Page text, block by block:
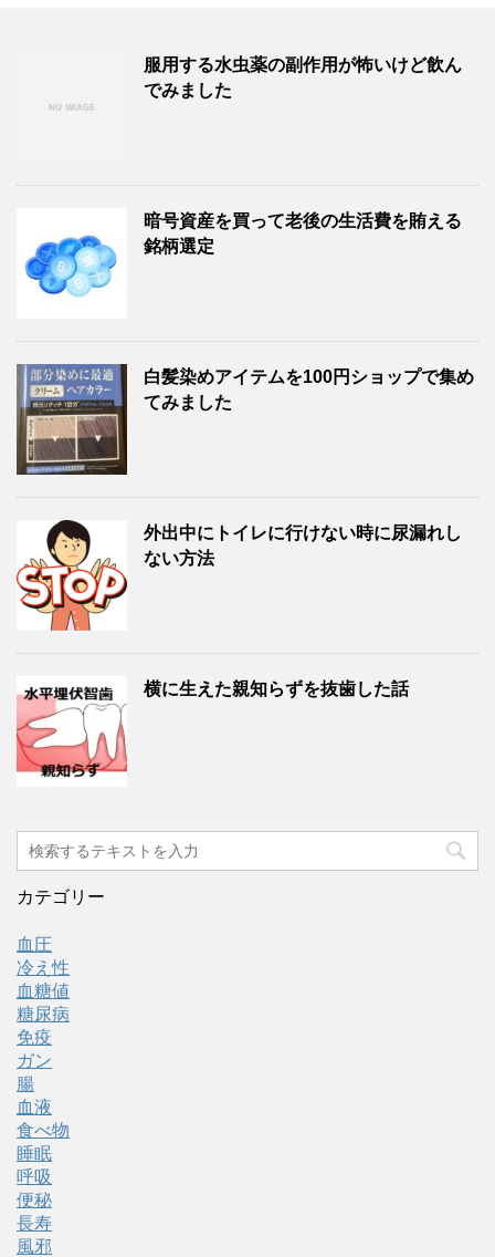
服用する水虫薬の副作用が怖いけど飲ん
でみました
暗号資産を買って老後の生活費を賄える
銘柄選定
白髪染めアイテムを100円ショップで集め
てみました
外出中にトイレに行けない時に尿漏れし
ない方法
横に生えた親知らずを抜歯した話
カテゴリー
血圧
冷え性
血糖値
糖尿病
免疫
ガン
腸
血液
食べ物
睡眠
呼吸
便秘
長寿
風邪